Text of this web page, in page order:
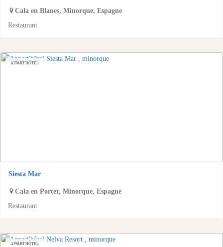
Cala en Blanes, Minorque, Espagne
Restaurant
APPART'HÔTEL
Siesta Mar
Cala en Porter, Minorque, Espagne
Restaurant
APPART'HÔTEL